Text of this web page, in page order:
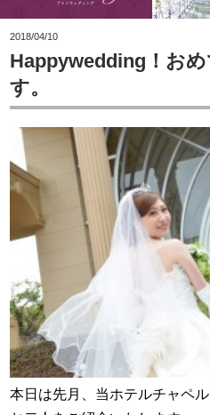
2018/04/10
Happywedding！お
す。
本日は先月、当ホテルチャペ